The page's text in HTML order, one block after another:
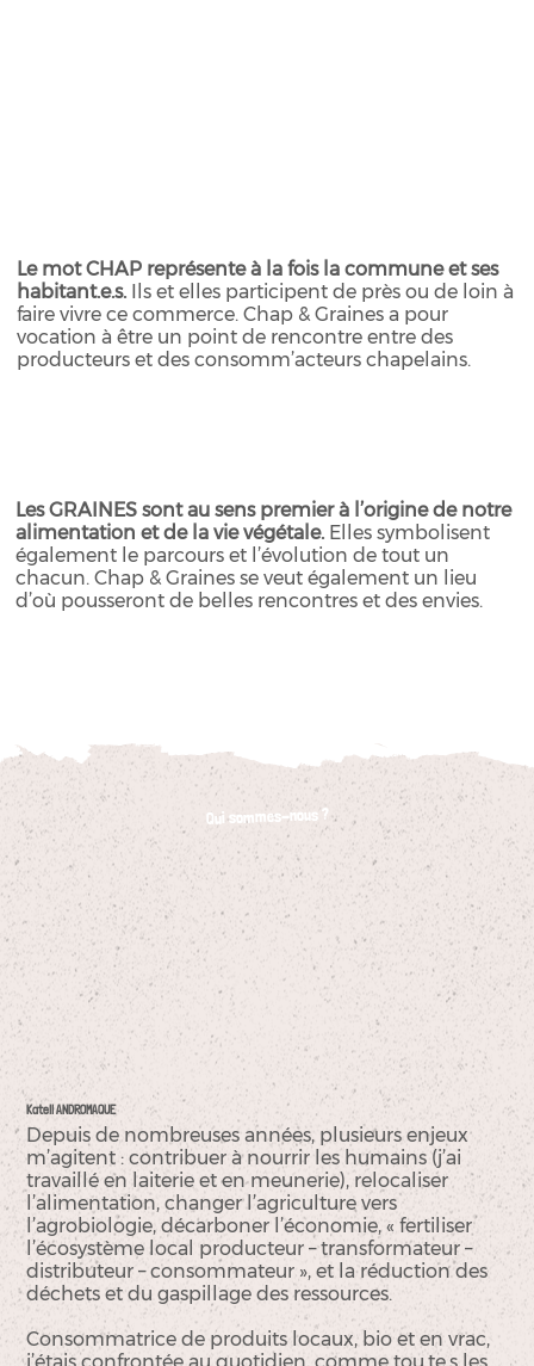
Le mot CHAP représente à la fois la commune et ses
habitant.e.s. Ils et elles participent de près ou de loin à
faire vivre ce commerce. Chap & Graines a pour
vocation à être un point de rencontre entre des
producteurs et des consomm’acteurs chapelains.
Les GRAINES sont au sens premier à l’origine de notre
alimentation et de la vie végétale. Elles symbolisent
également le parcours et l’évolution de tout un
chacun. Chap & Graines se veut également un lieu
d’où pousseront de belles rencontres et des envies.
Qui sommes-nous ?
Katell ANDROMAQUE
Depuis de nombreuses années, plusieurs enjeux
m’agitent : contribuer à nourrir les humains (j’ai
travaillé en laiterie et en meunerie), relocaliser
l’alimentation, changer l’agriculture vers
l’agrobiologie, décarboner l’économie, « fertiliser
l’écosystème local producteur – transformateur –
distributeur – consommateur », et la réduction des
déchets et du gaspillage des ressources.
Consommatrice de produits locaux, bio et en vrac,